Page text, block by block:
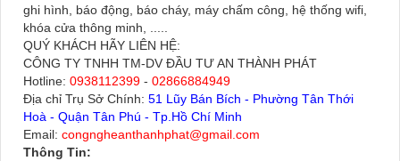
ghi hình, báo động, báo cháy, máy chấm công, hệ thống wifi,
khóa cửa thông minh, .....
QUÝ KHÁCH HÃY LIÊN HỆ:
CÔNG TY TNHH TM-DV ĐẦU TƯ AN THÀNH PHÁT
Hotline: 0938112399 - 02866884949
Địa chỉ Trụ Sở Chính: 51 Lũy Bán Bích - Phường Tân Thới
Hoà - Quận Tân Phú - Tp.Hồ Chí Minh
Email: congngheanthanhphat@gmail.com
Thông Tin: